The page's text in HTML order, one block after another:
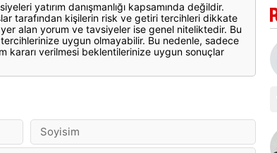
yatırım danışmanlığı kapsamında değildir.
tarafından kişilerin risk ve getiri tercihleri dikkate
alan yorum ve tavsiyeler ise genel niteliktedir. Bu
uygun olmayabilir. Bu nedenle, sadece
kararı verilmesi beklentilerinize uygun sonuçlar